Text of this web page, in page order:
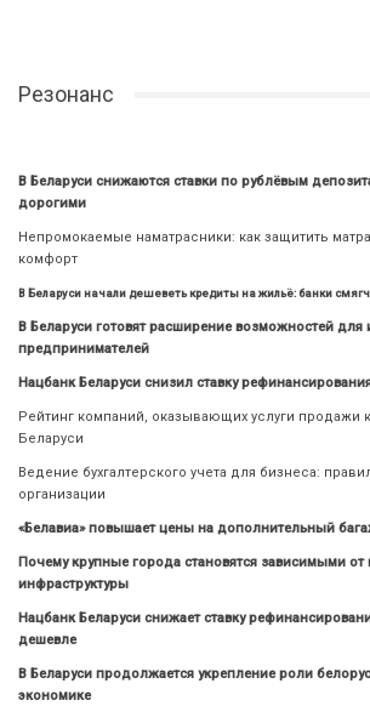
Резонанс
В Беларуси снижаются ставки по рублёвым
дорогими
Непромокаемые наматрасники: как защитить
комфорт
В Беларуси начали дешеветь кредиты на жильё: банки
В Беларуси готовят расширение возможностей
предпринимателей
Нацбанк Беларуси снизил ставку
Рейтинг компаний, оказывающих услуги продажи
Беларуси
Ведение бухгалтерского учета для бизнеса:
организации
«Белавиа» повышает цены на дополнительный
Почему крупные города становятся зависимыми
инфраструктуры
Нацбанк Беларуси снижает ставку
дешевле
В Беларуси продолжается укрепление роли
экономике